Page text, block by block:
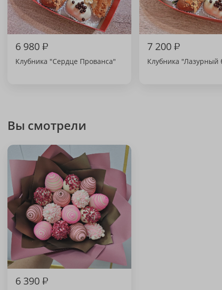
6 980₽
Клубника "Сердце Прованса"
7 200₽
Клубника "Лазурный
Вы смотрели
6 390₽